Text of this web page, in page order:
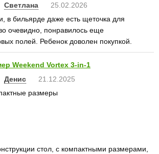
Светлана
25.02.2026
в бильярде даже есть щеточка для
очевидно, понравилось еще
полей. Ребенок доволен покупкой.
Weekend Vortex 3-in-1
Денис
21.12.2025
размеры
стол, с компактными размерами,